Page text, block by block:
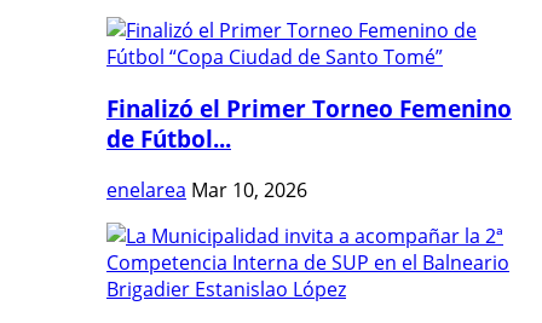
Finalizó el Primer Torneo Femenino
de Fútbol...
enelarea Mar 10, 2026